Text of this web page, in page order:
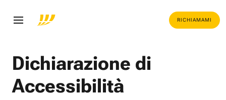
RICHIAMAMI
Dichiarazione di
Accessibilità